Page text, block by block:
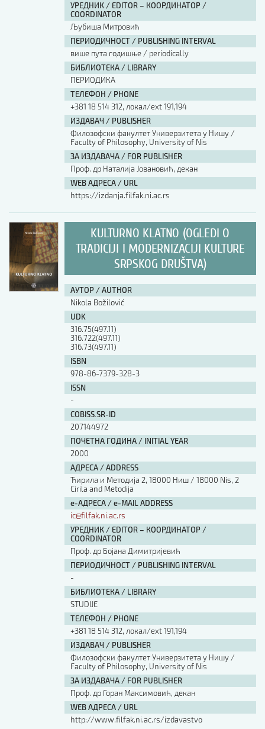
УРЕДНИК / EDITOR – КООРДИНАТОР /
COORDINATOR
Љубиша Митровић
ПЕРИОДИЧНОСТ / PUBLISHING INTERVAL
више пута годишње / periodically
БИБЛИОТЕКА / LIBRARY
ПЕРИОДИКА
ТЕЛЕФОН / PHONE
+381 18 514 312, локал/ext 191,194
ИЗДАВАЧ / PUBLISHER
Филозофски факултет Универзитета у Нишу /
Faculty of Philosophy, University of Nis
ЗА ИЗДАВАЧА / FOR PUBLISHER
Проф. др Наталија Јовановић, декан
WEB АДРЕСА / URL
https://izdanja.filfak.ni.ac.rs
KULTURNO KLATNO (OGLEDI O
TRADICIJI I MODERNIZACIJI KULTURE
SRPSKOG DRUŠTVA)
АУТОР / AUTHOR
Nikola Božilović
UDK
316.75(497.11)
316.722(497.11)
316.73(497.11)
ISBN
978-86-7379-328-3
ISSN
-
COBISS.SR-ID
207144972
ПОЧЕТНА ГОДИНА / INITIAL YEAR
2000
АДРЕСА / ADDRESS
Ћирила и Методија 2, 18000 Ниш / 18000 Nis, 2
Cirila and Metodija
е-АДРЕСА / e-MAIL ADDRESS
ic@filfak.ni.ac.rs
УРЕДНИК / EDITOR – КООРДИНАТОР /
COORDINATOR
Проф. др Бојана Димитријевић
ПЕРИОДИЧНОСТ / PUBLISHING INTERVAL
-
БИБЛИОТЕКА / LIBRARY
STUDIJE
ТЕЛЕФОН / PHONE
+381 18 514 312, локал/ext 191,194
ИЗДАВАЧ / PUBLISHER
Филозофски факултет Универзитета у Нишу /
Faculty of Philosophy, University of Nis
ЗА ИЗДАВАЧА / FOR PUBLISHER
Проф. др Горан Максимовић, декан
WEB АДРЕСА / URL
http://www.filfak.ni.ac.rs/izdavastvo